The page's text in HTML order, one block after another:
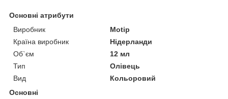
Основні атрибути
Виробник
Motip
Країна виробник
Нідерланди
Об`єм
12 мл
Тип
Олівець
Вид
Кольоровий
Основні